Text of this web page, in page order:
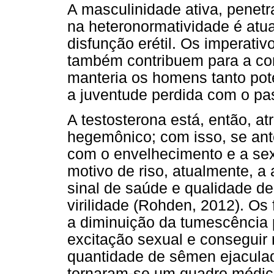
A masculinidade ativa,
na heteronormatividade é
disfunção erétil. Os
também contribuem para a
manteria os homens tanto
a juventude perdida com o
A testosterona está, então,
hegemônico; com isso, se
com o envelhecimento e a
motivo de riso, atualmente,
sinal de saúde e qualidade
virilidade (Rohden, 2012).
a diminuição da
excitação sexual e
quantidade de sêmen